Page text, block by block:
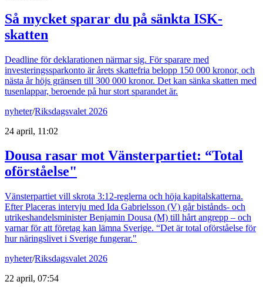
Så mycket sparar du på sänkta ISK-
skatten
Deadline för deklarationen närmar sig. För sparare med
investeringssparkonto är årets skattefria belopp 150 000 kronor, och
nästa år höjs gränsen till 300 000 kronor. Det kan sänka skatten med
tusenlappar, beroende på hur stort sparandet är.
nyheter/Riksdagsvalet 2026
24 april, 11:02
Dousa rasar mot Vänsterpartiet: “Total
oförståelse"
Vänsterpartiet vill skrota 3:12-reglerna och höja kapitalskatterna.
Efter Placeras intervju med Ida Gabrielsson (V) går bistånds- och
utrikeshandelsminister Benjamin Dousa (M) till hårt angrepp – och
varnar för att företag kan lämna Sverige. “Det är total oförståelse för
hur näringslivet i Sverige fungerar."
nyheter/Riksdagsvalet 2026
22 april, 07:54